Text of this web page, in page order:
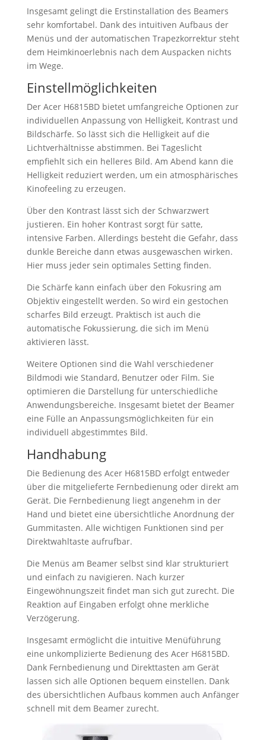
Insgesamt gelingt die Erstinstallation des Beamers
sehr komfortabel. Dank des intuitiven Aufbaus der
Menüs und der automatischen Trapezkorrektur steht
dem Heimkinoerlebnis nach dem Auspacken nichts
im Wege.
Einstellmöglichkeiten
Der Acer H6815BD bietet umfangreiche Optionen zur
individuellen Anpassung von Helligkeit, Kontrast und
Bildschärfe. So lässt sich die Helligkeit auf die
Lichtverhältnisse abstimmen. Bei Tageslicht
empfiehlt sich ein helleres Bild. Am Abend kann die
Helligkeit reduziert werden, um ein atmosphärisches
Kinofeeling zu erzeugen.
Über den Kontrast lässt sich der Schwarzwert
justieren. Ein hoher Kontrast sorgt für satte,
intensive Farben. Allerdings besteht die Gefahr, dass
dunkle Bereiche dann etwas ausgewaschen wirken.
Hier muss jeder sein optimales Setting finden.
Die Schärfe kann einfach über den Fokusring am
Objektiv eingestellt werden. So wird ein gestochen
scharfes Bild erzeugt. Praktisch ist auch die
automatische Fokussierung, die sich im Menü
aktivieren lässt.
Weitere Optionen sind die Wahl verschiedener
Bildmodi wie Standard, Benutzer oder Film. Sie
optimieren die Darstellung für unterschiedliche
Anwendungsbereiche. Insgesamt bietet der Beamer
eine Fülle an Anpassungsmöglichkeiten für ein
individuell abgestimmtes Bild.
Handhabung
Die Bedienung des Acer H6815BD erfolgt entweder
über die mitgelieferte Fernbedienung oder direkt am
Gerät. Die Fernbedienung liegt angenehm in der
Hand und bietet eine übersichtliche Anordnung der
Gummitasten. Alle wichtigen Funktionen sind per
Direktwahltaste aufrufbar.
Die Menüs am Beamer selbst sind klar strukturiert
und einfach zu navigieren. Nach kurzer
Eingewöhnungszeit findet man sich gut zurecht. Die
Reaktion auf Eingaben erfolgt ohne merkliche
Verzögerung.
Insgesamt ermöglicht die intuitive Menüführung
eine unkomplizierte Bedienung des Acer H6815BD.
Dank Fernbedienung und Direkttasten am Gerät
lassen sich alle Optionen bequem einstellen. Dank
des übersichtlichen Aufbaus kommen auch Anfänger
schnell mit dem Beamer zurecht.